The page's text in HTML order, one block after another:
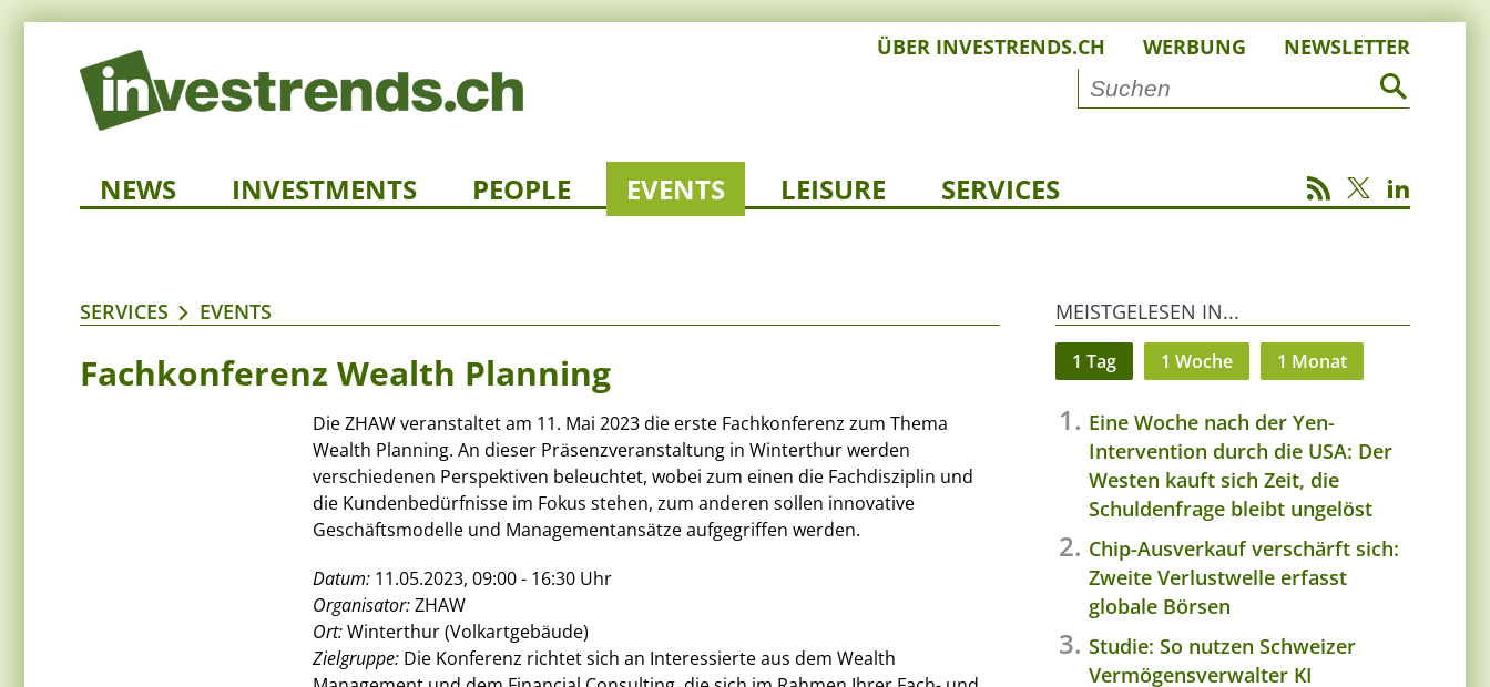
ÜBER INVESTRENDS.CH WERBUNG NEWSLETTER
NEWS INVESTMENTS PEOPLE EVENTS LEISURE SERVICES
SERVICES EVENTS
Fachkonferenz Wealth Planning
Die ZHAW veranstaltet am 11. Mai 2023 die erste Fachkonferenz zum Thema
Wealth Planning. An dieser Präsenzveranstaltung in Winterthur werden
verschiedenen Perspektiven beleuchtet, wobei zum einen die Fachdisziplin und
die Kundenbedürfnisse im Fokus stehen, zum anderen sollen innovative
Geschäftsmodelle und Managementansätze aufgegriffen werden.
Datum: 11.05.2023, 09:00 - 16:30 Uhr
Organisator:ZHAW
Ort:Winterthur (Volkartgebäude)
Zielgruppe: Die Konferenz richtet sich an Interessierte aus dem Wealth
MEISTGELESEN IN...
1 Tag 1 Woche 1 Monat
Eine Woche nach der Yen-
Intervention durch die USA: Der
Westen kauft sich Zeit, die
Schuldenfrage bleibt ungelöst
Chip-Ausverkauf verschärft sich:
Zweite Verlustwelle erfasst
globale Börsen
Studie: So nutzen Schweizer
Vermögensverwalter KI